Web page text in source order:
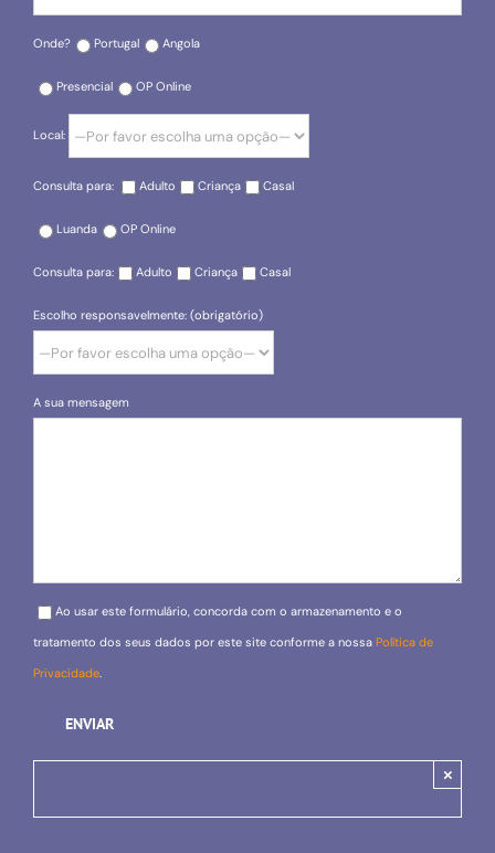
Onde? Portugal Angola
Presencial OP Online
Local:
Consulta para: Adulto Criança Casal
Luanda OP Online
Consulta para: Adulto Criança Casal
Escolho responsavelmente: (obrigatório)
A sua mensagem
Please leave this field empty.
Ao usar este formulário, concorda com o armazenamento e o
tratamento dos seus dados por este site conforme a nossa Política de
Privacidade.
×